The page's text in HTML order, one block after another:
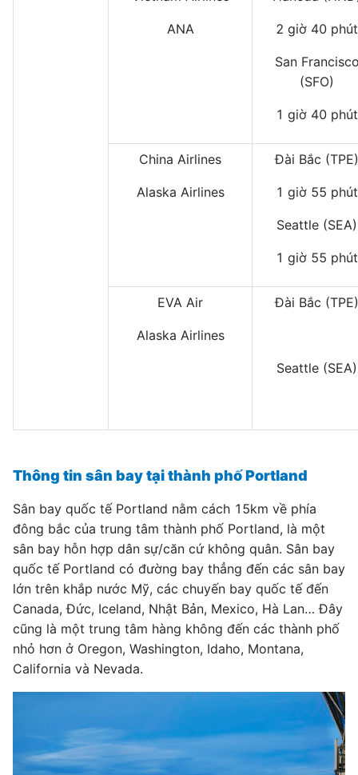
ANA 2 giờ 40 phút
San
(SFO)
1 giờ 40 phút
China Airlines
Alaska Airlines
Đài Bắc (TPE)
1 giờ 55 phút
Seattle (SEA)
1 giờ 55 phút
EVA Air
Alaska Airlines
Đài Bắc (TPE)
Seattle (SEA)
Thông tin sân bay tại thành phố Portland
Sân bay quốc tế Portland nằm cách 15km về phía
đông bắc của trung tâm thành phố Portland, là một
sân bay hỗn hợp dân sự/căn cứ không quân. Sân bay
quốc tế Portland có đường bay thẳng đến các sân bay
lớn trên khắp nước Mỹ, các chuyến bay quốc tế đến
Canada, Đức, Iceland, Nhật Bản, Mexico, Hà Lan… Đây
cũng là một trung tâm hàng không đến các thành phố
nhỏ hơn ở Oregon, Washington, Idaho, Montana,
California và Nevada.